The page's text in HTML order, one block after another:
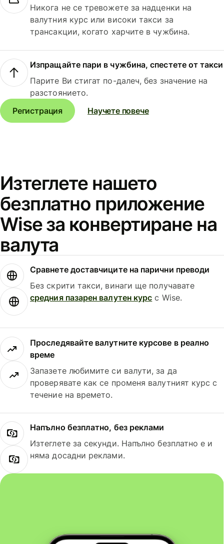
Никога не се тревожете за надценки на
валутния курс или високи такси за
трансакции, когато харчите в чужбина.
Изпращайте пари в чужбина, спестете от такси
Парите Ви стигат по-далеч, без значение на
разстоянието.
Регистрация
Научете повече
Изтеглете нашето
безплатно приложение
Wise за конвертиране на
валута
Сравнете доставчиците на парични преводи
Без скрити такси, винаги ще получавате
средния пазарен валутен курс с Wise.
Проследявайте валутните курсове в реално
време
Запазете любимите си валути, за да
проверявате как се променя валутният курс с
течение на времето.
Напълно безплатно, без реклами
Изтеглете за секунди. Напълно безплатно е и
няма досадни реклами.